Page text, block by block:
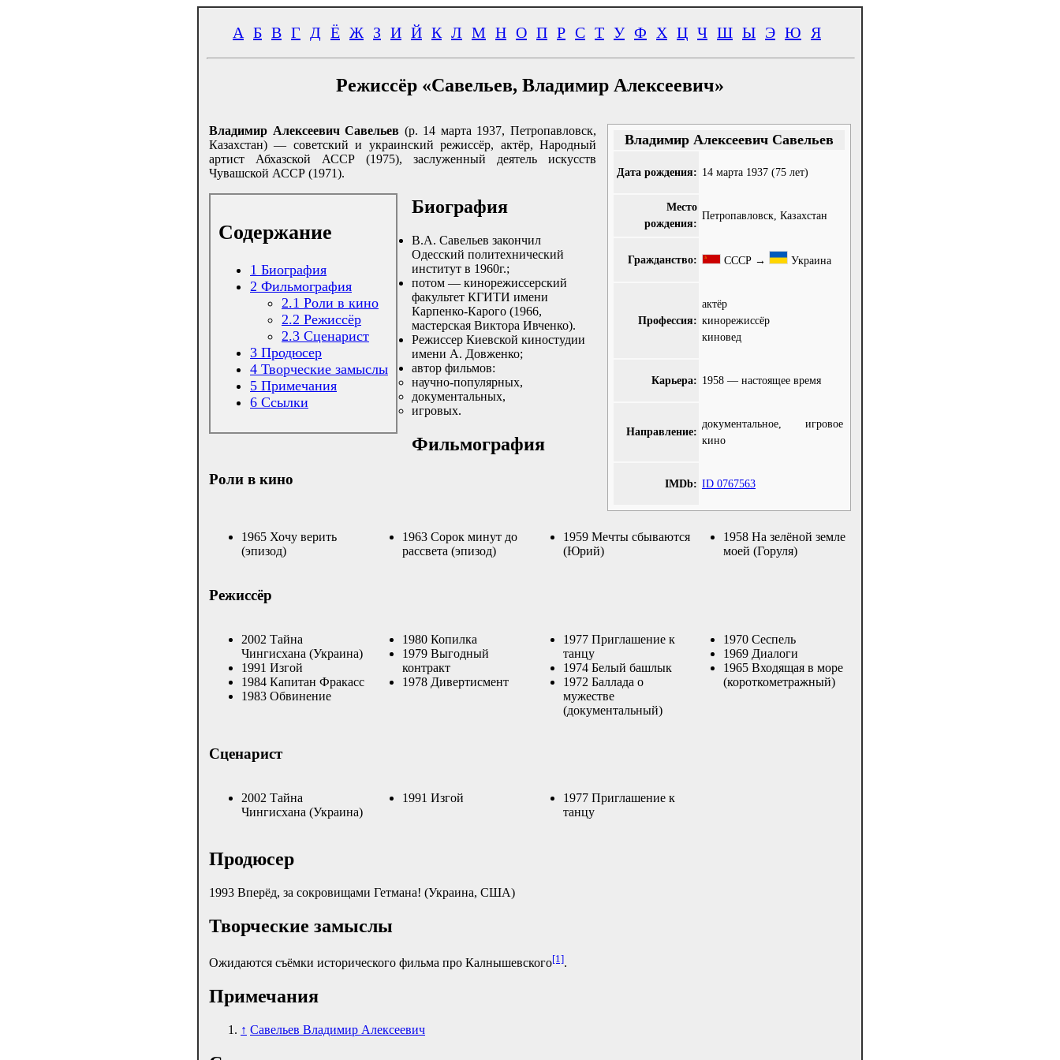
А Б В Г Д Ё Ж З И Й К Л М Н О П Р С Т У Ф Х Ц Ч Ш Ы Э Ю Я
Режиссёр «Савельев, Владимир Алексеевич»
Владимир Алексеевич Савельев
Дата рождения: 14 марта 1937 (75 лет)
Место
рождения:
Петропавловск, Казахстан
Гражданство: СССР → Украина
Профессия:
актёр
кинорежиссёр
киновед
Карьера: 1958 — настоящее время
Направление:
документальное, игровое
кино
IMDb: ID 0767563
Владимир Алексеевич Савельев (р. 14 марта 1937, Петропавловск,
Казахстан) — советский и украинский режиссёр, актёр, Народный
артист Абхазской АССР (1975), заслуженный деятель искусств
Чувашской АССР (1971).
Содержание
1 Биография
2 Фильмография
2.1 Роли в кино
2.2 Режиссёр
2.3 Сценарист
3 Продюсер
4 Творческие замыслы
5 Примечания
6 Ссылки
Биография
В.А. Савельев закончил
Одесский политехнический
институт в 1960г.;
потом — кинорежиссерский
факультет КГИТИ имени
Карпенко-Карого (1966,
мастерская Виктора Ивченко).
Режиссер Киевской киностудии
имени А. Довженко;
автор фильмов:
научно-популярных,
документальных,
игровых.
Фильмография
Роли в кино
1965 Хочу верить
(эпизод)
1963 Сорок минут до
рассвета (эпизод)
1959 Мечты сбываются
(Юрий)
1958 На зелёной земле
моей (Горуля)
Режиссёр
2002 Тайна
Чингисхана (Украина)
1991 Изгой
1984 Капитан Фракасс
1983 Обвинение
1980 Копилка
1979 Выгодный
контракт
1978 Дивертисмент
1977 Приглашение к
танцу
1974 Белый башлык
1972 Баллада о
мужестве
(документальный)
1970 Сеспель
1969 Диалоги
1965 Входящая в море
(короткометражный)
Сценарист
2002 Тайна
Чингисхана (Украина)
1991 Изгой
1977 Приглашение к
танцу
Продюсер
1993 Вперёд, за сокровищами Гетмана! (Украина, США)
Творческие замыслы
Ожидаются съёмки исторического фильма про Калнышевского[1].
Примечания
↑ Савельев Владимир Алексеевич